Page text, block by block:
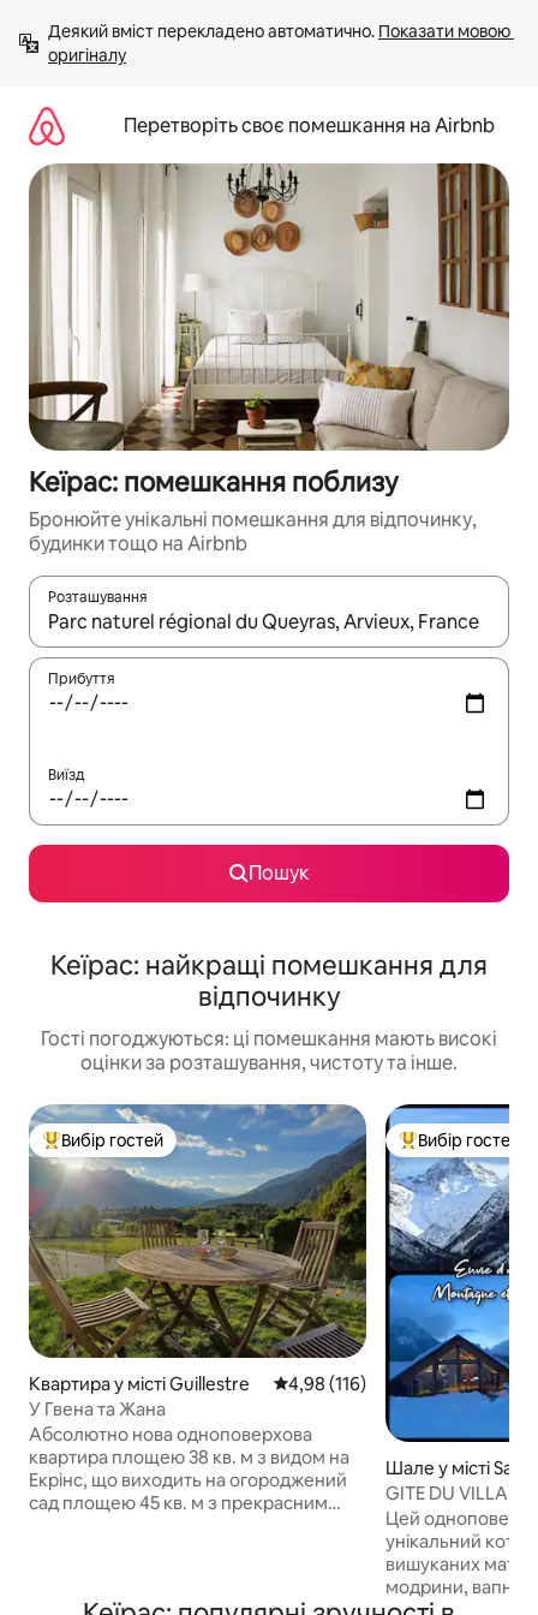
вмісту
Деякий вміст перекладено автоматично. Показати мовою
оригіналу
Перетворіть своє помешкання на Airbnb
Кеїрас: помешкання поблизу
Бронюйте унікальні помешкання для відпочинку,
будинки тощо на Airbnb
Розташування
Отримавши результати пошуку, використовуйте для
Прибуття
Виїзд
Пошук
Кеїрас: найкращі помешкання для
відпочинку
Гості погоджуються: ці помешкання мають високі
оцінки за розташування, чистоту та інше.
Топ вибір гостей
Вибір гостей
Квартира у місті Guillestre Середня оцінка: 4,98 з 5,
4,98 (116)
У Гвена та Жана
Абсолютно нова одноповерхова
квартира площею 38 кв. м з видом на
Екрінс, що виходить на огороджений
сад площею 45 кв. м з прекрасним
Топ вибір гостей
Вибір гостей
Шале у місті
GITE DU
старій коморі
Цей
унікальний
вишуканих
модрини, вапна,
цьому ТИХОМУ